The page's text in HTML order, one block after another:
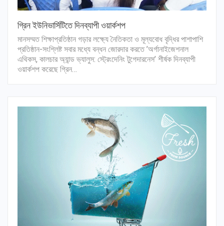
গ্রিন ইউনিভার্সিটিতে দিনব্যাপী ওয়ার্কশপ
মানসম্মত শিক্ষাপ্রতিষ্ঠান গড়ার লক্ষ্যে নৈতিকতা ও মূল্যবোধ বৃদ্ধির পাশাপাশি
প্রতিষ্ঠান-সংশ্লিষ্ট সবার মধ্যে বন্ধন জোরদার করতে ’অর্গানাইজেশনাল
এথিকস, কালচার অ্যান্ড ভ্যালুস: স্ট্রেংদেনিং টুগেদারনেস’ শীর্ষক দিনব্যাপী
ওয়ার্কশপ করেছে গ্রিন…